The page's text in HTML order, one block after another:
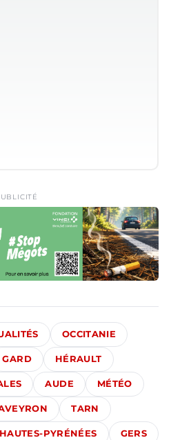
OCCITANIE
GARD HÉRAULT
AUDE MÉTÉO
TARN
HAUTES-PYRÉNÉES GERS